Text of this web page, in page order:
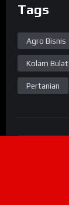
Tags
Agro Bisnis
Kolam Bulat
Pertanian